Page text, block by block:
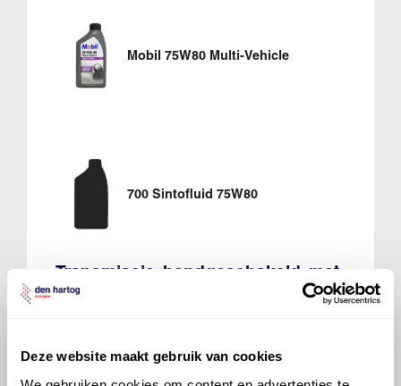
Deze website maakt gebruik van cookies
Mobil 75W80 Multi-Vehicle
700 Sintofluid 75W80
Transmissie, handgeschakeld, met
MTF-LF3-label
ZF GS6-37BZ/DZ 6/1